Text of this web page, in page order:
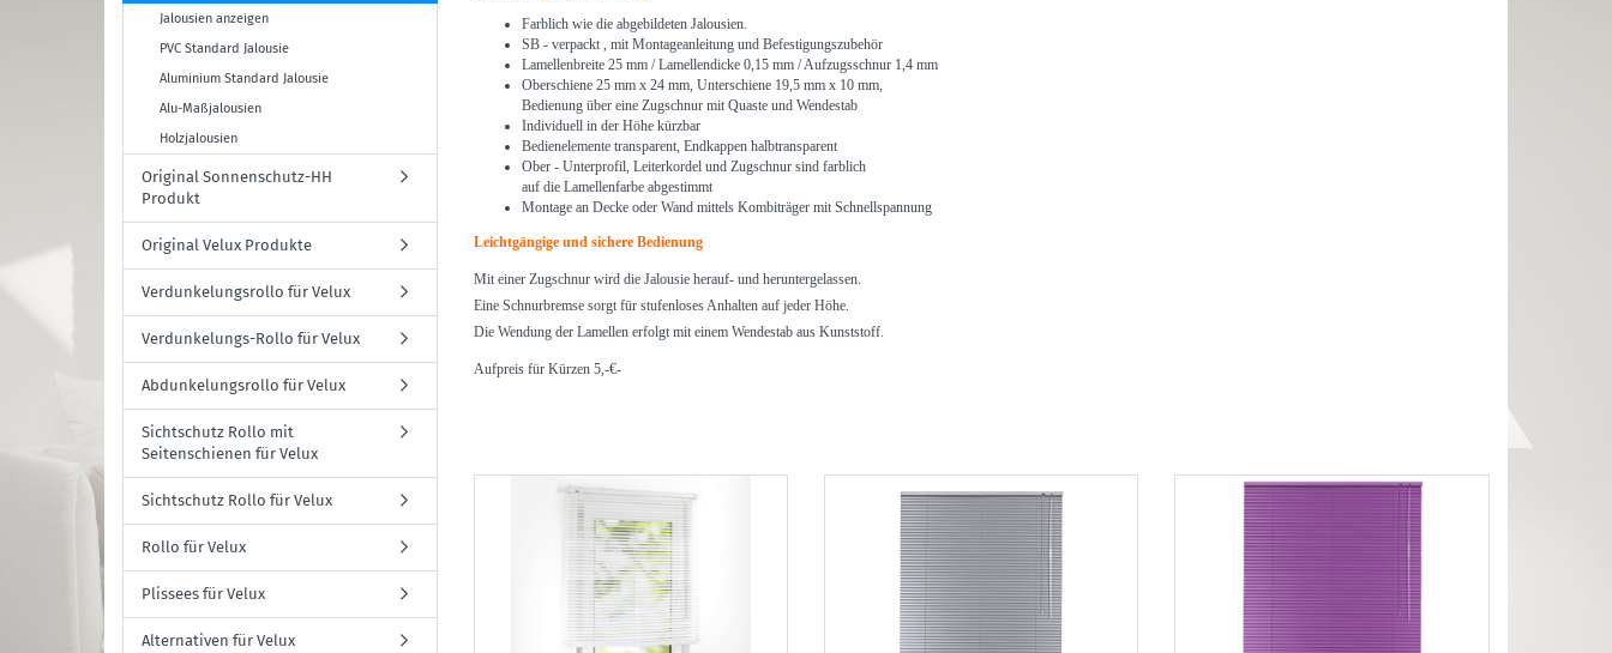
Farblich wie die abgebildeten Jalousien.
SB - verpackt , mit Montageanleitung und Befestigungszubehör
Lamellenbreite 25 mm / Lamellendicke 0,15 mm / Aufzugsschnur 1,4 mm
Oberschiene 25 mm x 24 mm, Unterschiene 19,5 mm x 10 mm,
Bedienung über eine Zugschnur mit Quaste und Wendestab
Individuell in der Höhe kürzbar
Bedienelemente transparent, Endkappen halbtransparent
Ober - Unterprofil, Leiterkordel und Zugschnur sind farblich
auf die Lamellenfarbe abgestimmt
Montage an Decke oder Wand mittels Kombiträger mit Schnellspannung
Leichtgängige und sichere Bedienung
Mit einer Zugschnur wird die Jalousie herauf- und heruntergelassen.
Eine Schnurbremse sorgt für stufenloses Anhalten auf jeder Höhe.
Die Wendung der Lamellen erfolgt mit einem Wendestab aus Kunststoff.
Aufpreis für Kürzen 5,-€-
Jalousien anzeigen
PVC Standard Jalousie
Aluminium Standard Jalousie
Alu-Maßjalousien
Holzjalousien
Original Sonnenschutz-HH
Produkt
Original Velux Produkte
Verdunkelungsrollo für Velux
Verdunkelungs-Rollo für Velux
Abdunkelungsrollo für Velux
Sichtschutz Rollo mit
Seitenschienen für Velux
Sichtschutz Rollo für Velux
Rollo für Velux
Plissees für Velux
Alternativen für Velux